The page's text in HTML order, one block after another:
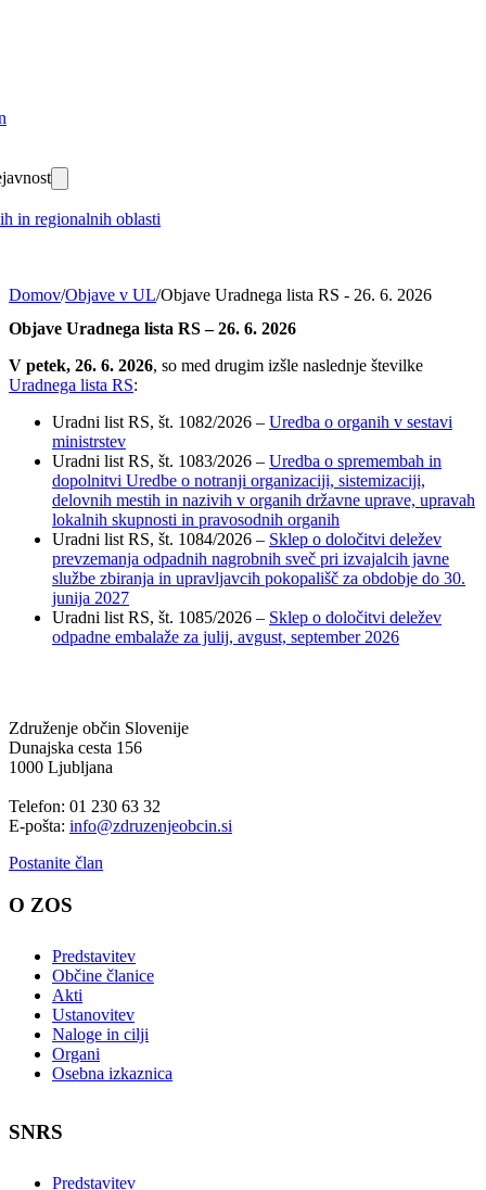
in regionalnih oblasti
Domov/Objave v UL/Objave Uradnega lista RS - 26. 6. 2026
Objave Uradnega lista RS – 26. 6. 2026
V petek, 26. 6. 2026, so med drugim izšle naslednje številke
Uradnega lista RS:
Uradni list RS, št. 1082/2026 – Uredba o organih v sestavi
ministrstev
Uradni list RS, št. 1083/2026 – Uredba o spremembah in
dopolnitvi Uredbe o notranji organizaciji, sistemizaciji,
delovnih mestih in nazivih v organih državne uprave, upravah
lokalnih skupnosti in pravosodnih organih
Uradni list RS, št. 1084/2026 – Sklep o določitvi deležev
prevzemanja odpadnih nagrobnih sveč pri izvajalcih javne
službe zbiranja in upravljavcih pokopališč za obdobje do 30.
junija 2027
Uradni list RS, št. 1085/2026 – Sklep o določitvi deležev
odpadne embalaže za julij, avgust, september 2026
Združenje občin Slovenije
Dunajska cesta 156
1000 Ljubljana
Telefon: 01 230 63 32
E-pošta: info@zdruzenjeobcin.si
Postanite član
O ZOS
Predstavitev
Občine članice
Akti
Ustanovitev
Naloge in cilji
Organi
Osebna izkaznica
SNRS
Predstavitev